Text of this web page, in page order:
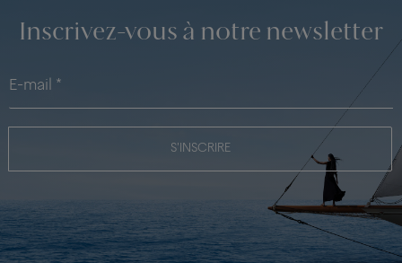
Inscrivez-vous à notre newsletter
S'INSCRIRE